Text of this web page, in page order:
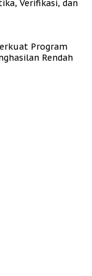
Verifikasi, dan
Program
Rendah